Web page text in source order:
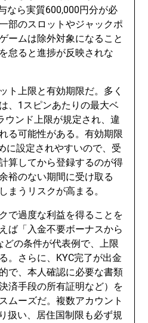
なら実質600,000円分が必
部のスロットやジャックポ
ームは除外対象になること
怠ると進捗が反映されな
ト上限と有効期限だ。多く
、1スピンあたりの最大ベ
ウンド上限が規定され、違
る可能性がある。有効期限
に設定されやすいので、受
算してから登録するのが得
裕のない期間に受け取る
まうリスクが高まる。
で過度な利益を得ることを
ば「入金不要ボーナスから
の条件が代表例で、上限
。さらに、KYC完了が出金
で、本人確認に必要な書類
済手段の所有証明など）を
ムーズだ。複数アカウント
扱い、居住国制限も必ず規